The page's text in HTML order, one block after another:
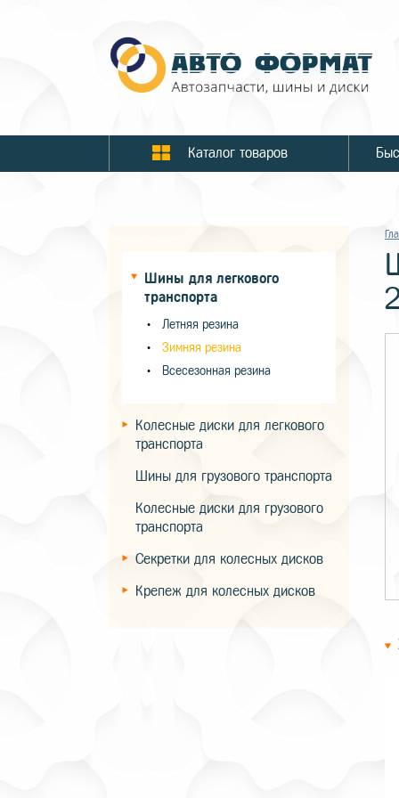
Каталог товаров
Шины для легкового
транспорта
Летняя резина
Зимняя резина
Всесезонная резина
Колесные диски для легкового
транспорта
Шины для грузового транспорта
Колесные диски для грузового
транспорта
Секретки для колесных дисков
Крепеж для колесных дисков